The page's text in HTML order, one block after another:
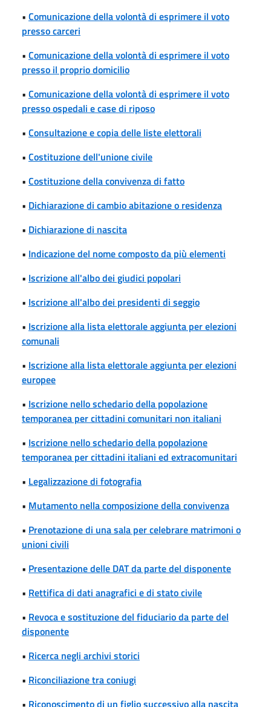
• Comunicazione della volontà di esprimere il voto
presso carceri
• Comunicazione della volontà di esprimere il voto
presso il proprio domicilio
• Comunicazione della volontà di esprimere il voto
presso ospedali e case di riposo
• Consultazione e copia delle liste elettorali
• Costituzione dell'unione civile
• Costituzione della convivenza di fatto
• Dichiarazione di cambio abitazione o residenza
• Dichiarazione di nascita
• Indicazione del nome composto da più elementi
• Iscrizione all'albo dei giudici popolari
• Iscrizione all'albo dei presidenti di seggio
• Iscrizione alla lista elettorale aggiunta per elezioni
comunali
• Iscrizione alla lista elettorale aggiunta per elezioni
europee
• Iscrizione nello schedario della popolazione
temporanea per cittadini comunitari non italiani
• Iscrizione nello schedario della popolazione
temporanea per cittadini italiani ed extracomunitari
• Legalizzazione di fotografia
• Mutamento nella composizione della convivenza
• Prenotazione di una sala per celebrare matrimoni o
unioni civili
• Presentazione delle DAT da parte del disponente
• Rettifica di dati anagrafici e di stato civile
• Revoca e sostituzione del fiduciario da parte del
disponente
• Ricerca negli archivi storici
• Riconciliazione tra coniugi
• Riconoscimento di un figlio successivo alla nascita